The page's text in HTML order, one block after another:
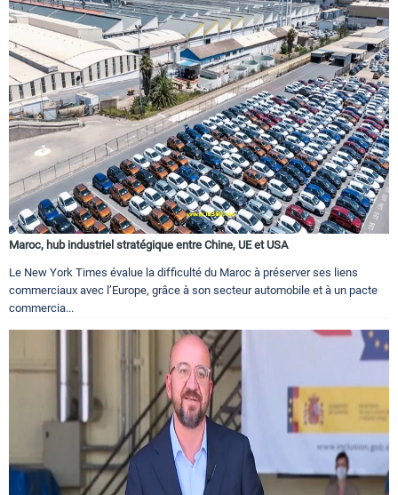
Maroc, hub industriel stratégique entre Chine, UE et USA
Le New York Times évalue la difficulté du Maroc à préserver ses liens
commerciaux avec l’Europe, grâce à son secteur automobile et à un pacte
commercia...